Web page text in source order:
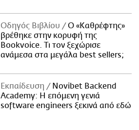
Οδηγός Βιβλίου
Ο «Καθρέφτης»
βρέθηκε στην κορυφή της
Bookvoice. Τι τον ξεχώρισε
ανάμεσα στα μεγάλα best sellers;
Εκπαίδευση
Novibet Backend
Academy: Η επόμενη γενιά
software engineers ξεκινά από εδώ